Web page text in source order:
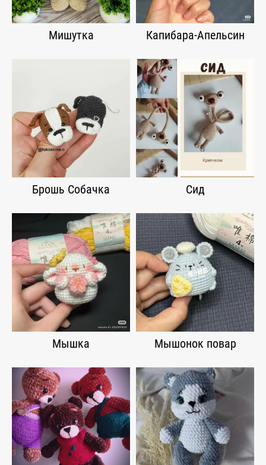
Мишутка Капибара-Апельсин
Брошь Собачка Сид
Мышка Мышонок повар